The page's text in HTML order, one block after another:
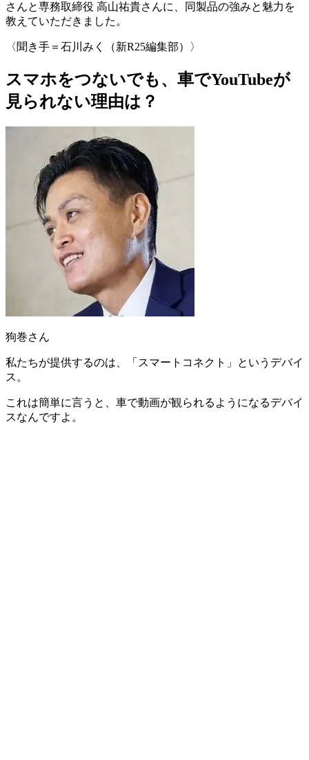
さんと専務取締役 高山祐貴さんに、同製品の強みと魅力を
教えていただきました。
〈聞き手＝石川みく（新R25編集部）〉
スマホをつないでも、車でYouTubeが
見られない理由は？
狗巻さん
私たちが提供するのは、「スマートコネクト」というデバイ
ス。
これは簡単に言うと、 車で動画が観られるようになるデバイ
スなんですよ。